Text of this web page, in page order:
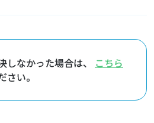
드 등급 이상의 회원님은 2개
인터넷 예약을 시작합니다.
しなかった場合は、 こちら
い。